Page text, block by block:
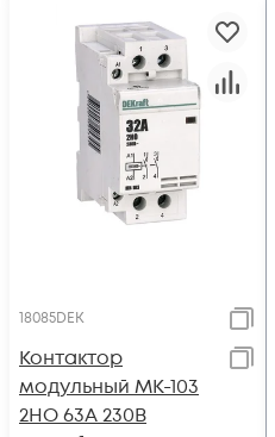
18085DEK
Контактор
модульный МК-103
2НО 63А 230В